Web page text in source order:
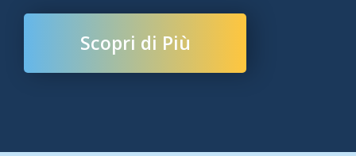
Scopri di Più